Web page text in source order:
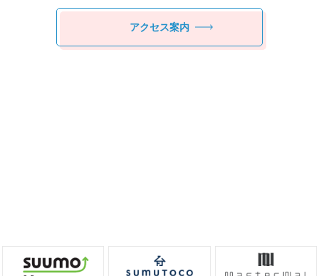
アクセス案内